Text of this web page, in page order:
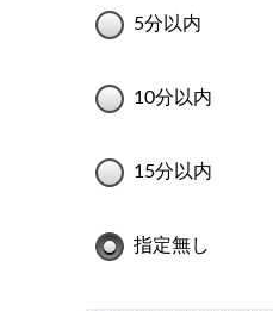
5分以内
10分以内
15分以内
指定無し